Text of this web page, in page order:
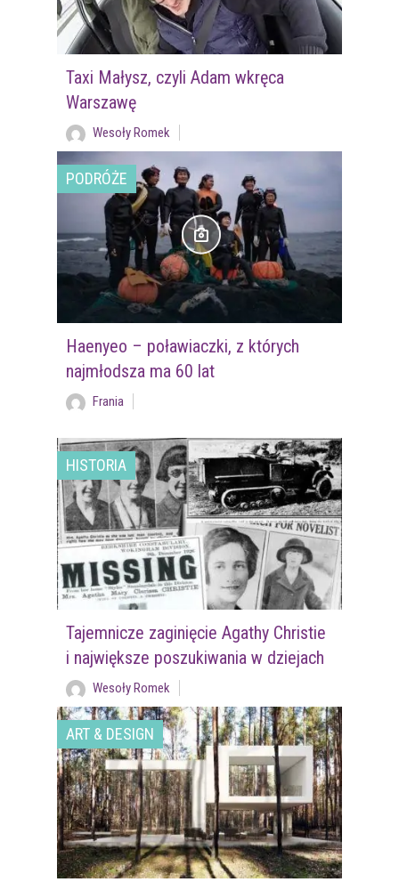
Taxi Małysz, czyli Adam wkręca
Warszawę
Wesoły Romek
PODRÓŻE
Haenyeo – poławiaczki, z których
najmłodsza ma 60 lat
Frania
HISTORIA
Tajemnicze zaginięcie Agathy Christie
i największe poszukiwania w dziejach
Wesoły Romek
ART & DESIGN